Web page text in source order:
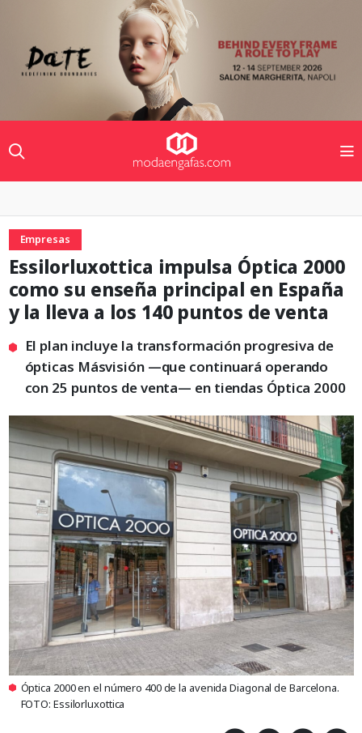
Empresas
Essilorluxottica impulsa Óptica 2000
como su enseña principal en España
y la lleva a los 140 puntos de venta
El plan incluye la transformación progresiva de
ópticas Másvisión —que continuará operando
con 25 puntos de venta— en tiendas Óptica 2000
Óptica 2000 en el número 400 de la avenida Diagonal de Barcelona.
FOTO: Essilorluxottica